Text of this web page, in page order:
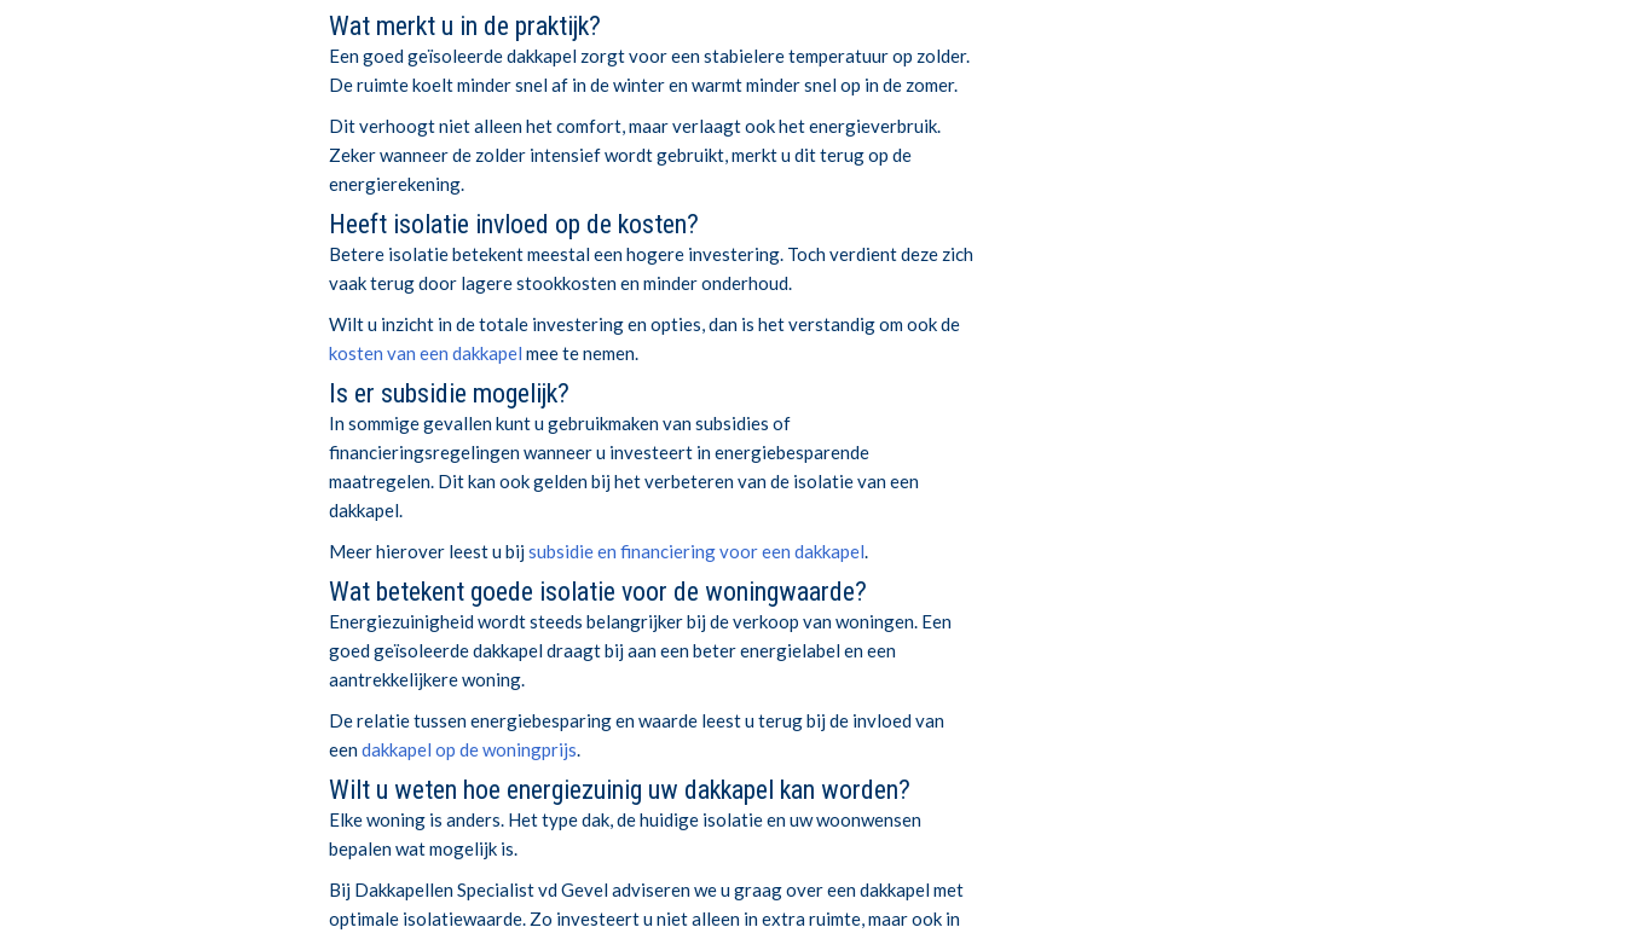
Wat merkt u in de praktijk?
Een goed geïsoleerde dakkapel zorgt voor een stabielere temperatuur op zolder.
De ruimte koelt minder snel af in de winter en warmt minder snel op in de zomer.
Dit verhoogt niet alleen het comfort, maar verlaagt ook het energieverbruik.
Zeker wanneer de zolder intensief wordt gebruikt, merkt u dit terug op de
energierekening.
Heeft isolatie invloed op de kosten?
Betere isolatie betekent meestal een hogere investering. Toch verdient deze zich
vaak terug door lagere stookkosten en minder onderhoud.
Wilt u inzicht in de totale investering en opties, dan is het verstandig om ook de
kosten van een dakkapel mee te nemen.
Is er subsidie mogelijk?
In sommige gevallen kunt u gebruikmaken van subsidies of
financieringsregelingen wanneer u investeert in energiebesparende
maatregelen. Dit kan ook gelden bij het verbeteren van de isolatie van een
dakkapel.
Meer hierover leest u bijsubsidie en financiering voor een dakkapel.
Wat betekent goede isolatie voor de woningwaarde?
Energiezuinigheid wordt steeds belangrijker bij de verkoop van woningen. Een
goed geïsoleerde dakkapel draagt bij aan een beter energielabel en een
aantrekkelijkere woning.
De relatie tussen energiebesparing en waarde leest u terug bij de invloed van
eendakkapel op de woningprijs.
Wilt u weten hoe energiezuinig uw dakkapel kan worden?
Elke woning is anders. Het type dak, de huidige isolatie en uw woonwensen
bepalen wat mogelijk is.
Bij Dakkapellen Specialist vd Gevel adviseren we u graag over een dakkapel met
optimale isolatiewaarde. Zo investeert u niet alleen in extra ruimte, maar ook in